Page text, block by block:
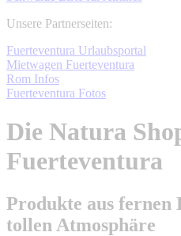
Unsere Partnerseiten:
Fuerteventura Urlaubsportal
Mietwagen Fuerteventura
Rom Infos
Fuerteventura Fotos
Die Natura
Fuerteventura
Produkte aus fernen
tollen Atmosphäre